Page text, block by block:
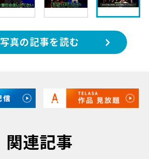
写真の記事を読む
関連記事